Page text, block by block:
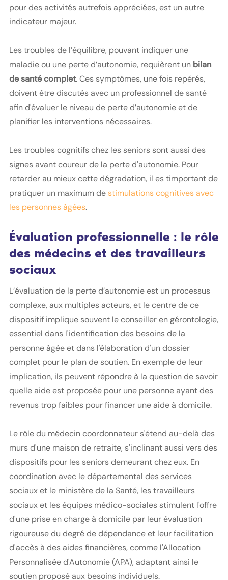
pour des activités autrefois appréciées, est un autre
indicateur majeur.
Les troubles de l’équilibre, pouvant indiquer une
maladie ou une perte d’autonomie, requièrent un bilan
de santé complet. Ces symptômes, une fois repérés,
doivent être discutés avec un professionnel de santé
afin d'évaluer le niveau de perte d’autonomie et de
planifier les interventions nécessaires.
Les troubles cognitifs chez les seniors sont aussi des
signes avant coureur de la perte d'autonomie. Pour
retarder au mieux cette dégradation, il es timportant de
pratiquer un maximum de stimulations cognitives avec
les personnes âgées.
Évaluation professionnelle : le rôle
des médecins et des travailleurs
sociaux
L’évaluation de la perte d’autonomie est un processus
complexe, aux multiples acteurs, et le centre de ce
dispositif implique souvent le conseiller en gérontologie,
essentiel dans l'identification des besoins de la
personne âgée et dans l'élaboration d'un dossier
complet pour le plan de soutien. En exemple de leur
implication, ils peuvent répondre à la question de savoir
quelle aide est proposée pour une personne ayant des
revenus trop faibles pour financer une aide à domicile.
Le rôle du médecin coordonnateur s'étend au-delà des
murs d'une maison de retraite, s'inclinant aussi vers des
dispositifs pour les seniors demeurant chez eux. En
coordination avec le départemental des services
sociaux et le ministère de la Santé, les travailleurs
sociaux et les équipes médico-sociales stimulent l'offre
d'une prise en charge à domicile par leur évaluation
rigoureuse du degré de dépendance et leur facilitation
d'accès à des aides financières, comme l'Allocation
Personnalisée d'Autonomie (APA), adaptant ainsi le
soutien proposé aux besoins individuels.